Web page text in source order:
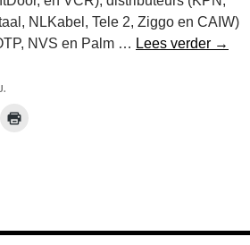
NLKabel, Tele 2, Ziggo en CAIW)
NVS en Palm … Lees verder TV
→